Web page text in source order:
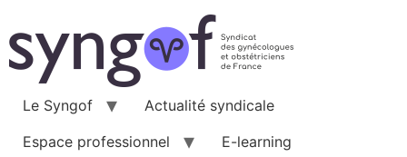
au
contenu
Le Syngof
Actualité syndicale
Espace professionnel
E-learning